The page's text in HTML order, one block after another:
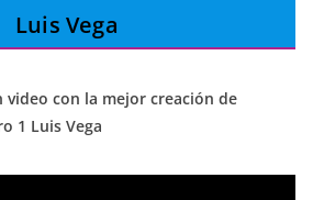
Luis Vega
video con la mejor creación de
1 Luis Vega